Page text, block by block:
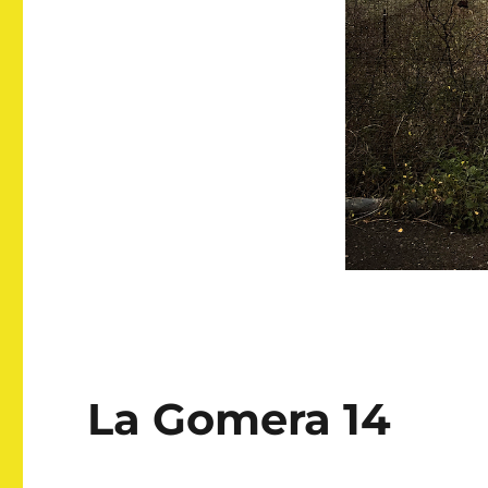
La Gomera 14